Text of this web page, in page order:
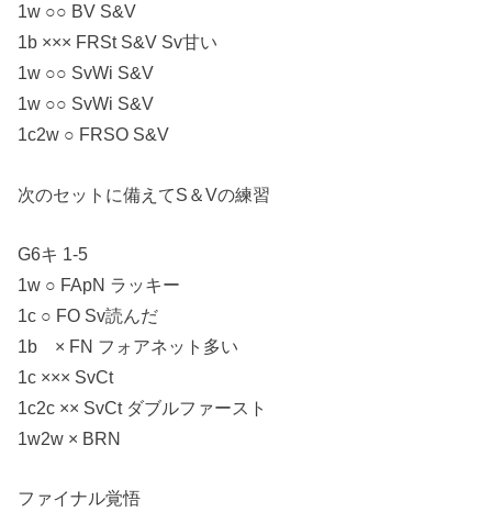
1w ○○ BV S&V
1b ××× FRSt S&V Sv甘い
1w ○○ SvWi S&V
1w ○○ SvWi S&V
1c2w ○ FRSO S&V
次のセットに備えてS＆Vの練習
G6キ 1-5
1w ○ FApN ラッキー
1c ○ FO Sv読んだ
1b × FN フォアネット多い
1c ××× SvCt
1c2c ×× SvCt ダブルファースト
1w2w × BRN
ファイナル覚悟